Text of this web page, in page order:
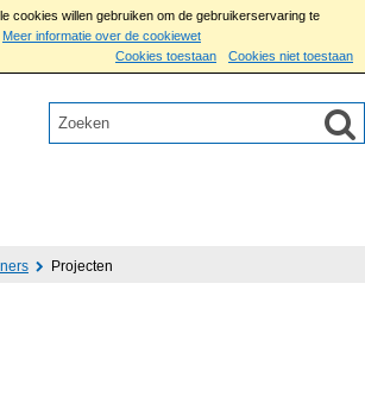
cookies willen gebruiken om de gebruikerservaring te
Meer informatie over de cookiewet
Cookies toestaan
Cookies niet toestaan
Projecten